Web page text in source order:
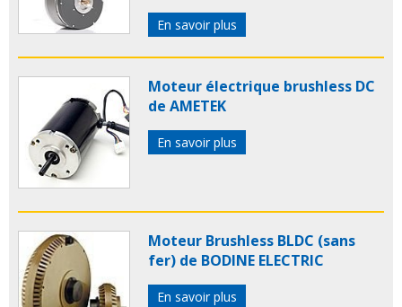
En savoir plus
Moteur électrique brushless DC
de AMETEK
En savoir plus
Moteur Brushless BLDC (sans
fer) de BODINE ELECTRIC
En savoir plus